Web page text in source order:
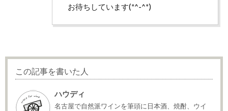
お待ちしています(*^-^*)
この記事を書いた人
ハウディ
名古屋で自然派ワインを筆頭に日本酒、焼酎、ウイ